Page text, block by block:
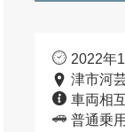
2022年
津市河
車両相
普通乗